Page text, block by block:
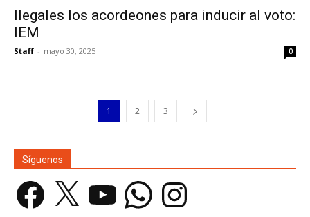
Ilegales los acordeones para inducir al voto:
IEM
Staff - mayo 30, 2025 0
1 2 3
Síguenos
Facebook WhatsAppInstagram